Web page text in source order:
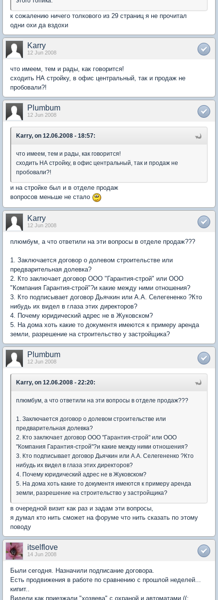
к сожалению ничего толкового из 29 страниц я не прочитал
одни охи да вздохи
Karry
12 Jun 2008
что имеем, тем и рады, как говорится!
сходить НА стройку, в офис центральный, так и продаж не
пробовали?!
Plumbum
12 Jun 2008
Karry, on 12.06.2008 - 18:57:
что имеем, тем и рады, как говорится!
сходить НА стройку, в офис центральный, так и продаж не
пробовали?!
и на стройке был и в отделе продаж
вопросов меньше не стало
Karry
12 Jun 2008
плюмбум, а что ответили на эти вопросы в отделе продаж???
1. Заключается договор о долевом строительстве или
предварительная долевка?
2. Кто заключает договор ООО "Гарантия-строй" или ООО
"Компания Гарантия-строй"?и какие между ними отношения?
3. Кто подписывает договор Дьячкин или А.А. Селегененко ?Кто
нибудь их видел в глаза этих директоров?
4. Почему юридический адрес не в Жуковском?
5. На дома хоть какие то документя имеются к примеру аренда
земли, разрешение на строительство у застройщика?
Plumbum
12 Jun 2008
Karry, on 12.06.2008 - 22:20:
плюмбум, а что ответили на эти вопросы в отделе продаж???
1. Заключается договор о долевом строительстве или
предварительная долевка?
2. Кто заключает договор ООО "Гарантия-строй" или ООО
"Компания Гарантия-строй"?и какие между ними отношения?
3. Кто подписывает договор Дьячкин или А.А. Селегененко ?Кто
нибудь их видел в глаза этих директоров?
4. Почему юридический адрес не в Жуковском?
5. На дома хоть какие то документя имеются к примеру аренда
земли, разрешение на строительство у застройщика?
в очередной визит как раз и задам эти вопросы,
я думал кто нить сможет на форуме что нить сказать по этому
поводу
itselflove
14 Jun 2008
Были сегодня. Назначили подписание договора.
Есть продвижения в работе по сравнению с прошлой неделей...
кипит..
Видели как приезжали "хозяева" с охраной и автоматами ((: